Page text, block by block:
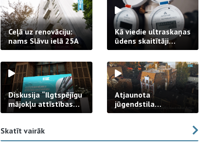
Ceļā uz renovāciju:
nams Slāvu ielā 25A
Kā viedie ultraskaņas
ūdens skaitītāji
strādā praksē
Diskusija “Ilgtspējīgu
mājokļu attīstības
izaicinājums”
Atjaunota
jūgendstila
arhitektūras pērles
Skatīt vairāk